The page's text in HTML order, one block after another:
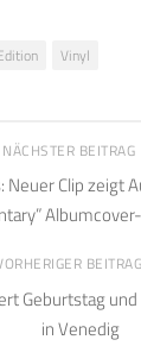
Vinyl
NÄCHSTER BEITRAG
Neuer Clip zeigt
BEITRAG
Geburtstag
in Venedig